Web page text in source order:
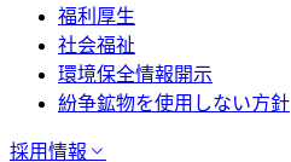
福利厚生
社会福祉
環境保全情報開示
紛争鉱物を使用しない方針
採用情報